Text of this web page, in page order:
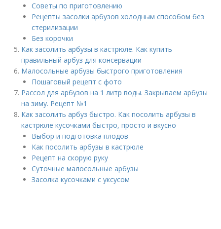
Советы по приготовлению
Рецепты засолки арбузов холодным способом без
стерилизации
Без корочки
Как засолить арбузы в кастрюле. Как купить
правильный арбуз для консервации
Малосольные арбузы быстрого приготовления
Пошаговый рецепт с фото
Рассол для арбузов на 1 литр воды. Закрываем арбузы
на зиму. Рецепт №1
Как засолить арбуз быстро. Как посолить арбузы в
кастрюле кусочками быстро, просто и вкусно
Выбор и подготовка плодов
Как посолить арбузы в кастрюле
Рецепт на скорую руку
Суточные малосольные арбузы
Засолка кусочками с уксусом